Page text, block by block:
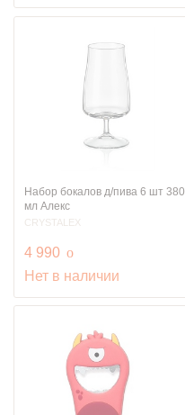
Набор бокалов д/пива 6 шт 380
мл Алекс
CRYSTALEX
4 990 руб.
o
Нет в наличии